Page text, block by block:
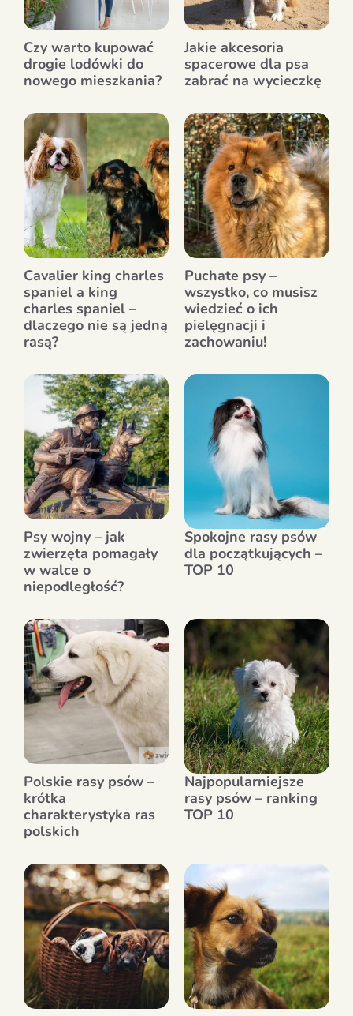
Czy warto kupować
drogie lodówki do
nowego mieszkania?
Jakie akcesoria
spacerowe dla psa
zabrać na wycieczkę
Cavalier king charles
spaniel a king
charles spaniel –
dlaczego nie są jedną
rasą?
Puchate psy –
wszystko, co musisz
wiedzieć o ich
pielęgnacji i
zachowaniu!
Psy wojny – jak
zwierzęta pomagały
w walce o
niepodległość?
Spokojne rasy psów
dla początkujących –
TOP 10
Polskie rasy psów –
krótka
charakterystyka ras
polskich
Najpopularniejsze
rasy psów – ranking
TOP 10